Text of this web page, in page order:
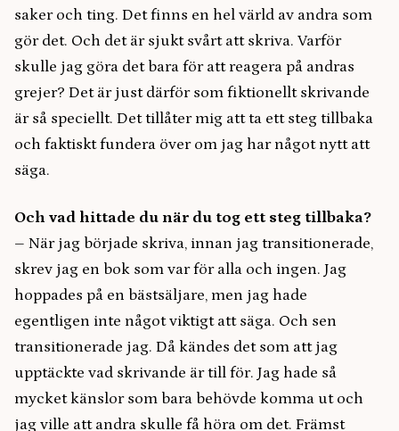
saker och ting. Det finns en hel värld av andra som
gör det. Och det är sjukt svårt att skriva. Varför
skulle jag göra det bara för att reagera på andras
grejer? Det är just därför som fiktionellt skrivande
är så speciellt. Det tillåter mig att ta ett steg tillbaka
och faktiskt fundera över om jag har något nytt att
säga.
Och vad hittade du när du tog ett steg tillbaka?
– När jag började skriva, innan jag transitionerade,
skrev jag en bok som var för alla och ingen. Jag
hoppades på en bästsäljare, men jag hade
egentligen inte något viktigt att säga. Och sen
transitionerade jag. Då kändes det som att jag
upptäckte vad skrivande är till för. Jag hade så
mycket känslor som bara behövde komma ut och
jag ville att andra skulle få höra om det. Främst